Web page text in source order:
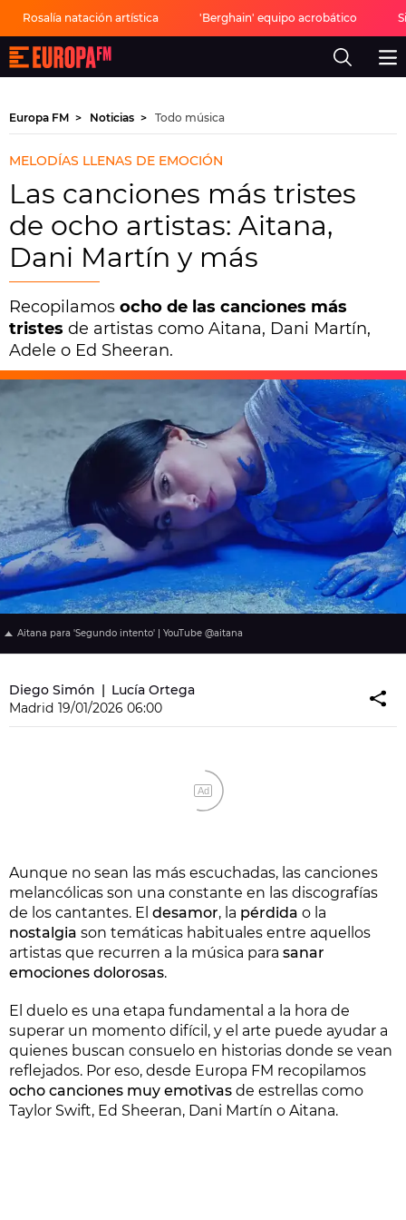
Rosalía natación artística 'Berghain' equipo acrobático
Europa
FM
-
mejor
música,
virales,
celebrities
y
estilo
de
vida
|
FM
Europa FM Noticias Todo música
MELODÍAS LLENAS DE EMOCIÓN
Las canciones más tristes
de ocho artistas: Aitana,
Dani Martín y más
Recopilamos ocho de las canciones más
tristes de artistas como Aitana, Dani Martín,
Adele o Ed Sheeran.
Aitana para 'Segundo intento' | YouTube @aitana
Diego Simón
Lucía Ortega
Madrid 19/01/2026 06:00
Ad
Aunque no sean las más escuchadas, las canciones
melancólicas son una constante en las discografías
de los cantantes. El desamor, la pérdida o la
nostalgia son temáticas habituales entre aquellos
artistas que recurren a la música para sanar
emociones dolorosas.
El duelo es una etapa fundamental a la hora de
superar un momento difícil, y el arte puede ayudar a
quienes buscan consuelo en historias donde se vean
reflejados. Por eso, desde Europa FM recopilamos
ocho canciones muy emotivas de estrellas como
Taylor Swift, Ed Sheeran, Dani Martín o Aitana.